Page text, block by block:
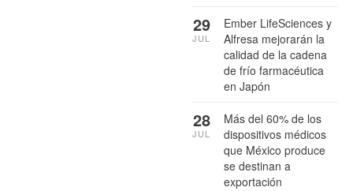
Ember LifeSciences y
Alfresa mejorarán la
calidad de la cadena
de frío farmacéutica
en Japón
29
JUL
Más del 60% de los
dispositivos médicos
que México produce
se destinan a
exportación
28
JUL